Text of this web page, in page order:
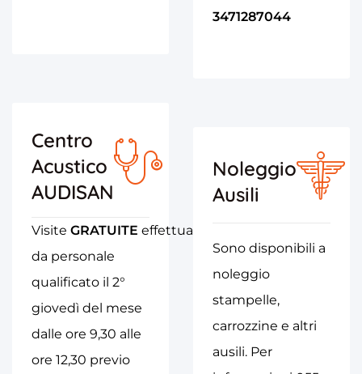
3471287044
Centro
Acustico
AUDISAN
Visite GRATUITE effettuate
da personale
qualificato il 2°
giovedì del mese
dalle ore 9,30 alle
ore 12,30 previo
Noleggio
Ausili
Sono disponibili a
noleggio
stampelle,
carrozzine e altri
ausili. Per